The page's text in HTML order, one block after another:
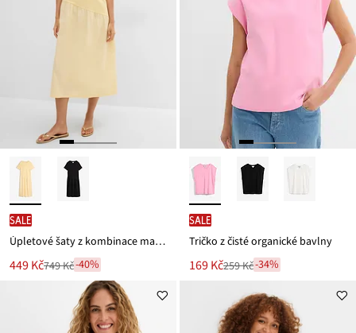
SALE
Úpletové šaty z kombinace materiálů
Nová
449 Kč
Zlevněno749 Kč-40%
SALE
Tričko z čisté organické bavlny
Nová
169 Kč
Zlevněno
259 Kč
259 Kč-34%